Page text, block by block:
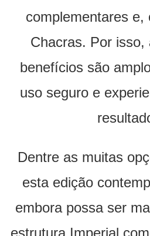
complementares e,
Chacras. Por isso,
benefícios são
uso seguro e
Dentre as muitas
esta edição
embora possa ser
estrutura Imperial